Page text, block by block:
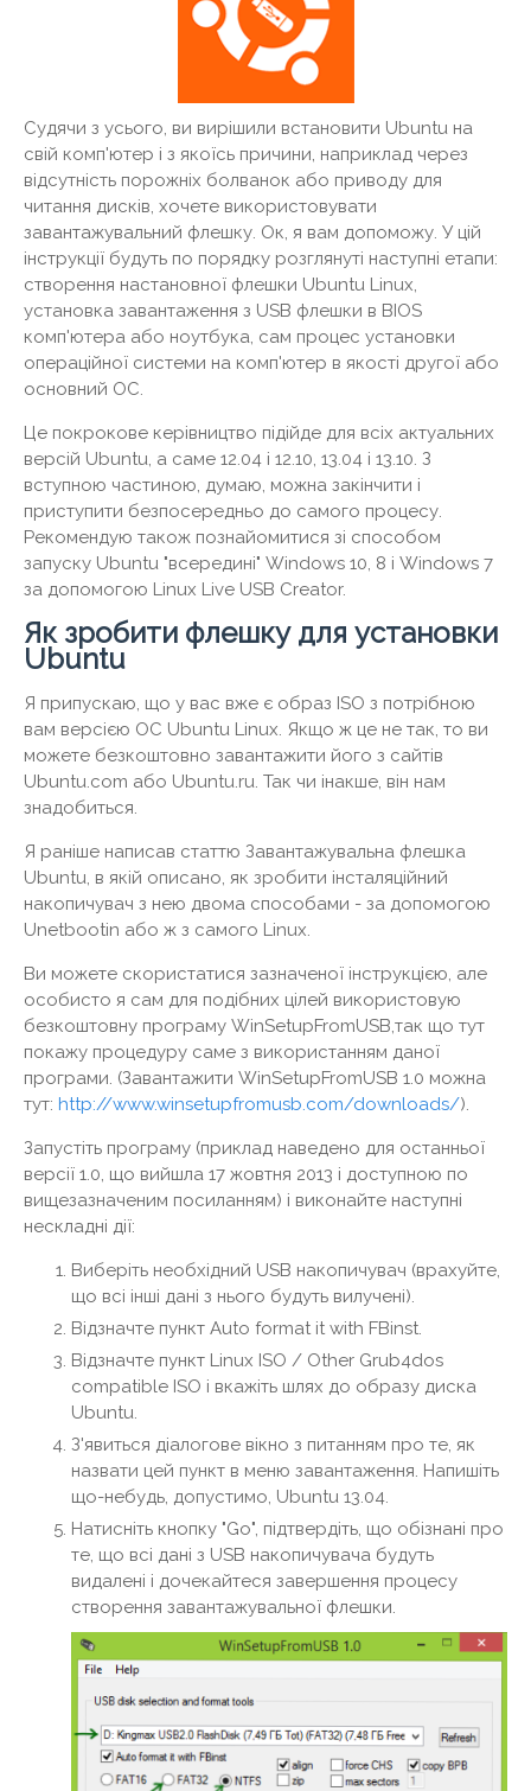
Судячи з усього, ви вирішили встановити Ubuntu на
свій комп'ютер і з якоїсь причини, наприклад через
відсутність порожніх болванок або приводу для
читання дисків, хочете використовувати
завантажувальний флешку. Ок, я вам допоможу. У цій
інструкції будуть по порядку розглянуті наступні етапи:
створення настановної флешки Ubuntu Linux,
установка завантаження з USB флешки в BIOS
комп'ютера або ноутбука, сам процес установки
операційної системи на комп'ютер в якості другої або
основний ОС.
Це покрокове керівництво підійде для всіх актуальних
версій Ubuntu, а саме 12.04 і 12.10, 13.04 і 13.10. З
вступною частиною, думаю, можна закінчити і
приступити безпосередньо до самого процесу.
Рекомендую також познайомитися зі способом
запуску Ubuntu "всередині" Windows 10, 8 і Windows 7
за допомогою Linux Live USB Creator.
Як зробити флешку для установки
Ubuntu
Я припускаю, що у вас вже є образ ISO з потрібною
вам версією ОС Ubuntu Linux. Якщо ж це не так, то ви
можете безкоштовно завантажити його з сайтів
Ubuntu.com або Ubuntu.ru. Так чи інакше, він нам
знадобиться.
Я раніше написав статтю Завантажувальна флешка
Ubuntu, в якій описано, як зробити інсталяційний
накопичувач з нею двома способами - за допомогою
Unetbootin або ж з самого Linux.
Ви можете скористатися зазначеної інструкцією, але
особисто я сам для подібних цілей використовую
безкоштовну програму WinSetupFromUSB,так що тут
покажу процедуру саме з використанням даної
програми. (Завантажити WinSetupFromUSB 1.0 можна
тут: http://www.winsetupfromusb.com/downloads/).
Запустіть програму (приклад наведено для останньої
версії 1.0, що вийшла 17 жовтня 2013 і доступною по
вищезазначеним посиланням) і виконайте наступні
нескладні дії:
Виберіть необхідний USB накопичувач (врахуйте,
що всі інші дані з нього будуть вилучені).
Відзначте пункт Auto format it with FBinst.
Відзначте пункт Linux ISO / Other Grub4dos
compatible ISO і вкажіть шлях до образу диска
Ubuntu.
З'явиться діалогове вікно з питанням про те, як
назвати цей пункт в меню завантаження. Напишіть
що-небудь, допустимо, Ubuntu 13.04.
Натисніть кнопку "Go", підтвердіть, що обізнані про
те, що всі дані з USB накопичувача будуть
видалені і дочекайтеся завершення процесу
створення завантажувальної флешки.